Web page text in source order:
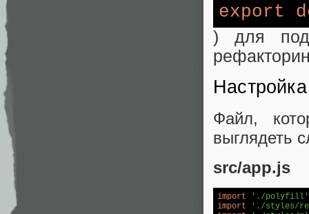
export
) для
Файл,
выглядеть
src/app.js
import
'./polyfill'
import
'./styles/